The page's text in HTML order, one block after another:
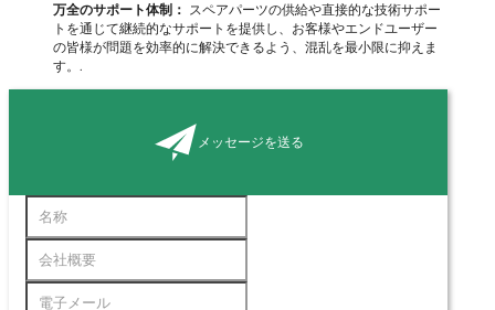
万全のサポート体制： スペアパーツの供給や直接的な技術サポー
トを通じて継続的なサポートを提供し、お客様やエンドユーザー
の皆様が問題を効率的に解決できるよう、混乱を最小限に抑えま
す。.
メッセージを送る